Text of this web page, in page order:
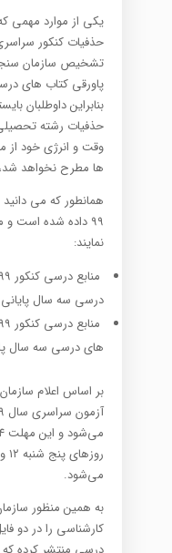
یکی از موارد مهمی
تشخیص سازمان
پاورقی کتاب های
بنابراین داوطلبان
حذفیات رشته
وقت و انرژی خود از
ها مطرح نخواهد
همانطور که می دانید
۹۹ داده شده است
نمایند:
درسی سه سال
های درسی سه سال
بر اساس اعلام
می‌شود.
به همین منظور
کارشناسی را در دو